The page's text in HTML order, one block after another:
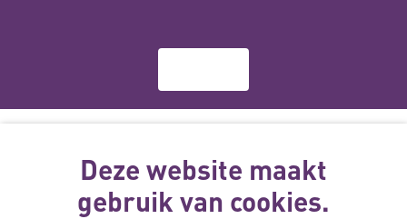
wordt gemaakt
met subsidie
van
Deze website maakt
gebruik van cookies.